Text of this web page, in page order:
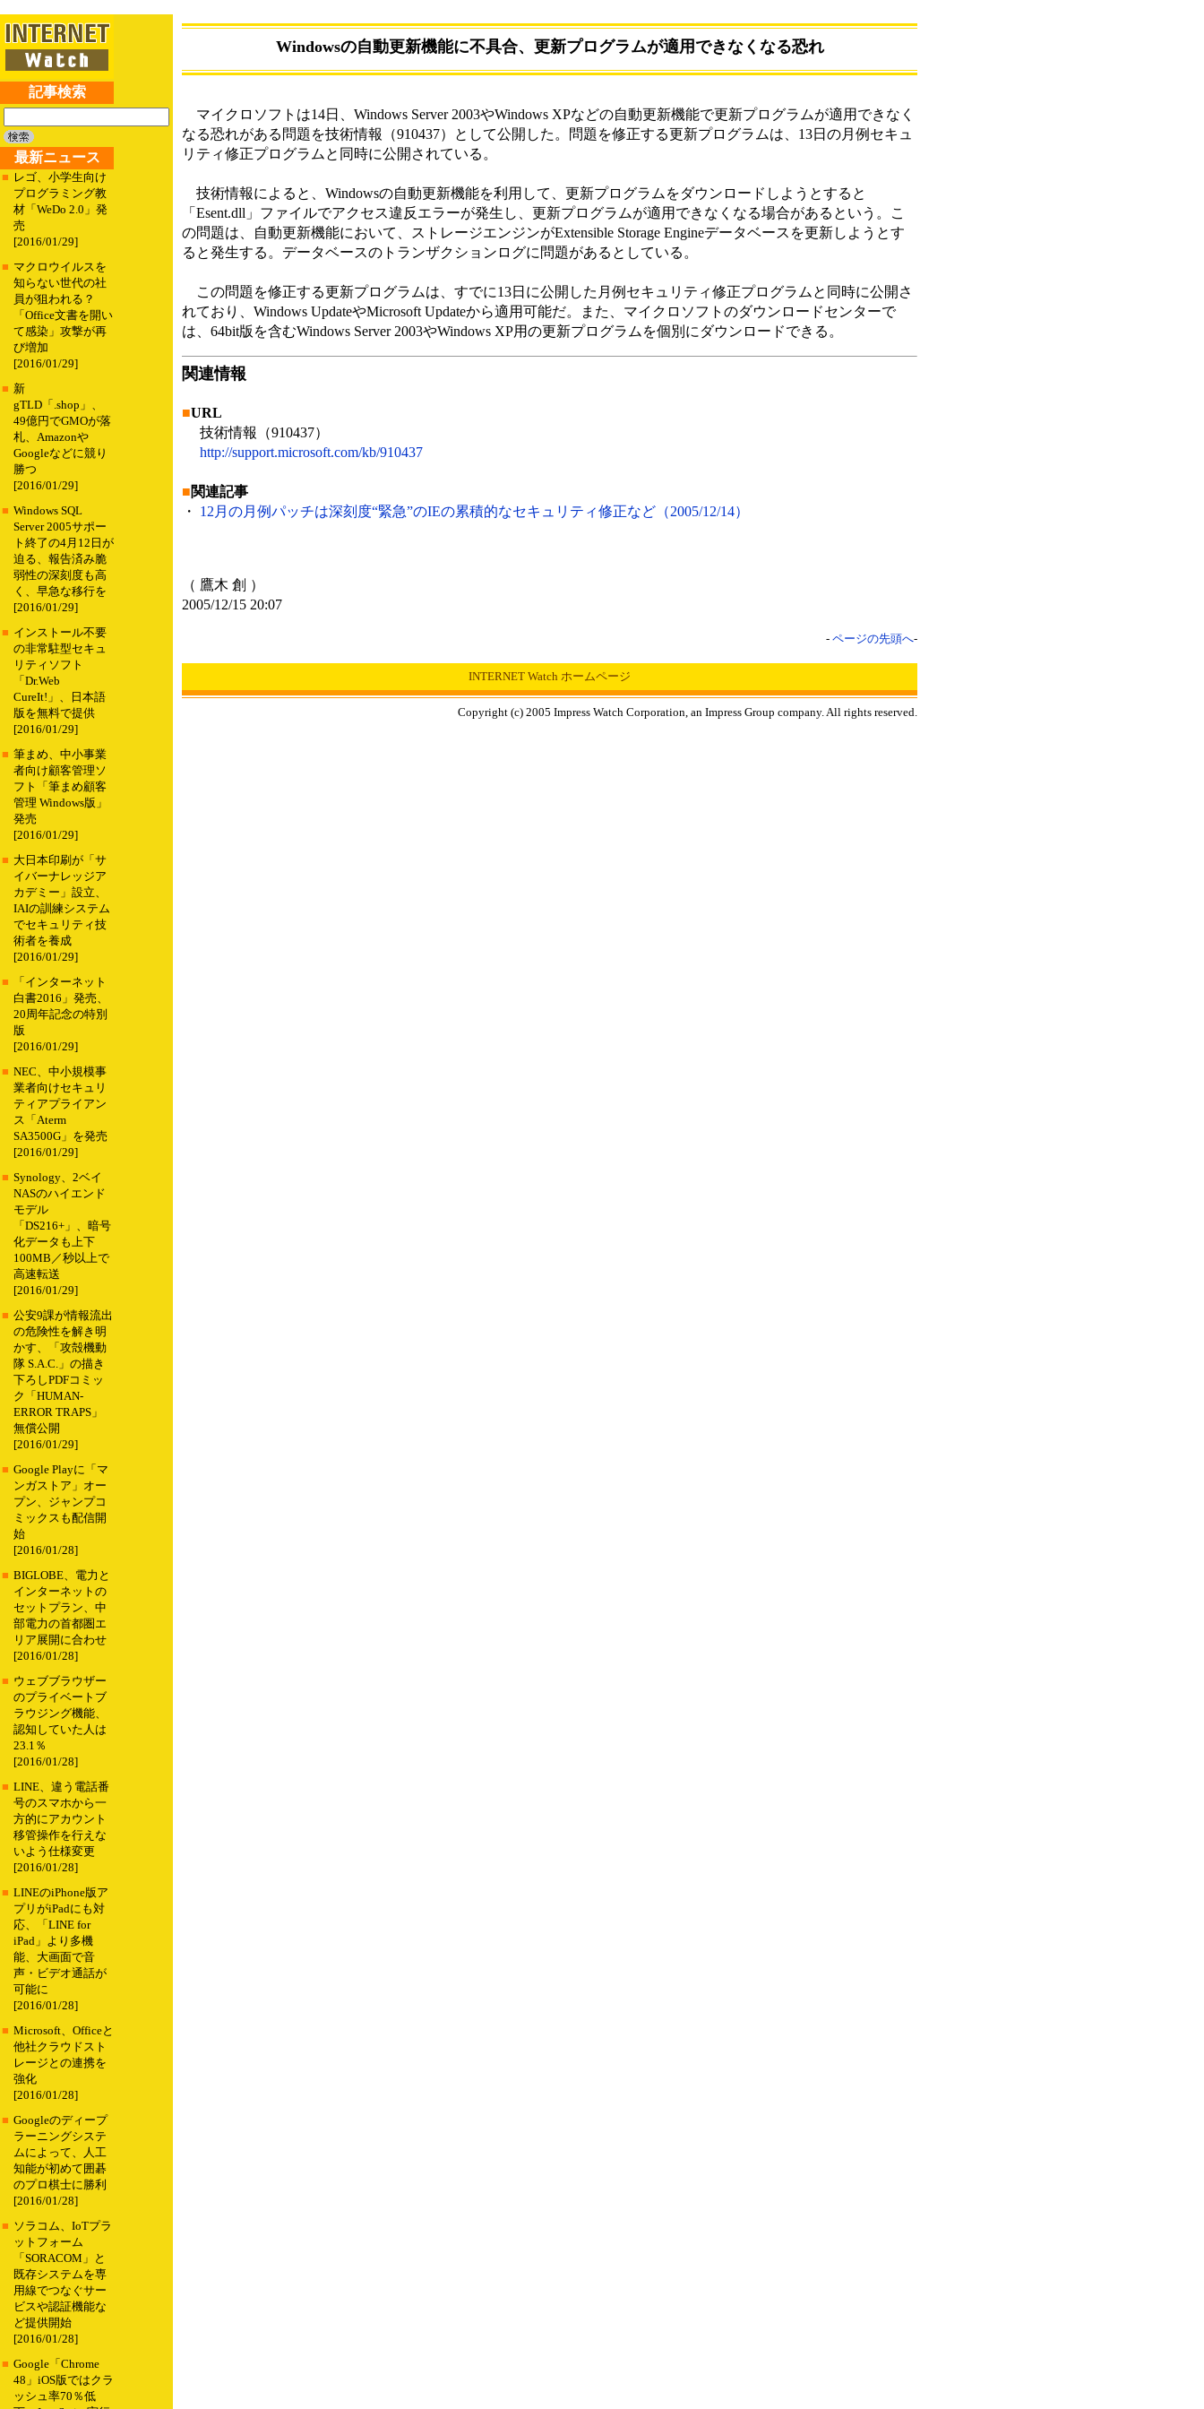
記事検索
最新ニュース
■ レゴ、小学生向け
プログラミング教
材「WeDo 2.0」発
売
[2016/01/29]
■ マクロウイルスを
知らない世代の社
員が狙われる？
「Office文書を開い
て感染」攻撃が再
び増加
[2016/01/29]
■ 新
gTLD「.shop」、
49億円でGMOが落
札、Amazonや
Googleなどに競り
勝つ
[2016/01/29]
■ Windows SQL
Server 2005サポー
ト終了の4月12日が
迫る、報告済み脆
弱性の深刻度も高
く、早急な移行を
[2016/01/29]
■ インストール不要
の非常駐型セキュ
リティソフト
「Dr.Web
CureIt!」、日本語
版を無料で提供
[2016/01/29]
■ 筆まめ、中小事業
者向け顧客管理ソ
フト「筆まめ顧客
管理 Windows版」
発売
[2016/01/29]
■ 大日本印刷が「サ
イバーナレッジア
カデミー」設立、
IAIの訓練システム
でセキュリティ技
術者を養成
[2016/01/29]
■
「インターネット
白書2016」発売、
20周年記念の特別
版
[2016/01/29]
■ NEC、中小規模事
業者向けセキュリ
ティアプライアン
ス「Aterm
SA3500G」を発売
[2016/01/29]
■ Synology、2ベイ
NASのハイエンド
モデル
「DS216+」、暗号
化データも上下
100MB／秒以上で
高速転送
[2016/01/29]
■ 公安9課が情報流出
の危険性を解き明
かす、「攻殻機動
隊 S.A.C.」の描き
下ろしPDFコミッ
ク「HUMAN-
ERROR TRAPS」
無償公開
[2016/01/29]
■ Google Playに「マ
ンガストア」オー
プン、ジャンプコ
ミックスも配信開
始
[2016/01/28]
■ BIGLOBE、電力と
インターネットの
セットプラン、中
部電力の首都圏エ
リア展開に合わせ
[2016/01/28]
■ ウェブブラウザー
のプライベートブ
ラウジング機能、
認知していた人は
23.1％
[2016/01/28]
■ LINE、違う電話番
号のスマホから一
方的にアカウント
移管操作を行えな
いよう仕様変更
[2016/01/28]
■ LINEのiPhone版ア
プリがiPadにも対
応、「LINE for
iPad」より多機
能、大画面で音
声・ビデオ通話が
可能に
[2016/01/28]
■ Microsoft、Officeと
他社クラウドスト
レージとの連携を
強化
[2016/01/28]
■ Googleのディープ
ラーニングシステ
ムによって、人工
知能が初めて囲碁
のプロ棋士に勝利
[2016/01/28]
■ ソラコム、IoTプラ
ットフォーム
「SORACOM」と
既存システムを専
用線でつなぐサー
ビスや認証機能な
ど提供開始
[2016/01/28]
■ Google「Chrome
48」iOS版ではクラ
ッシュ率70％低
Windowsの自動更新機能に不具合、更新プログラムが適用できなくなる恐れ
マイクロソフトは14日、Windows Server 2003やWindows XPなどの自動更新機能で更新プログラムが適用できなく
なる恐れがある問題を技術情報（910437）として公開した。問題を修正する更新プログラムは、13日の月例セキュ
リティ修正プログラムと同時に公開されている。
技術情報によると、Windowsの自動更新機能を利用して、更新プログラムをダウンロードしようとすると
「Esent.dll」ファイルでアクセス違反エラーが発生し、更新プログラムが適用できなくなる場合があるという。こ
の問題は、自動更新機能において、ストレージエンジンがExtensible Storage Engineデータベースを更新しようとす
ると発生する。データベースのトランザクションログに問題があるとしている。
この問題を修正する更新プログラムは、すでに13日に公開した月例セキュリティ修正プログラムと同時に公開さ
れており、Windows UpdateやMicrosoft Updateから適用可能だ。また、マイクロソフトのダウンロードセンターで
は、64bit版を含むWindows Server 2003やWindows XP用の更新プログラムを個別にダウンロードできる。
関連情報
■URL
技術情報（910437）
http://support.microsoft.com/kb/910437
■関連記事
・ 12月の月例パッチは深刻度“緊急”のIEの累積的なセキュリティ修正など（2005/12/14）
（ 鷹木 創 ）
2005/12/15 20:07
- ページの先頭へ-
INTERNET Watch ホームページ
Copyright (c) 2005 Impress Watch Corporation, an Impress Group company. All rights reserved.